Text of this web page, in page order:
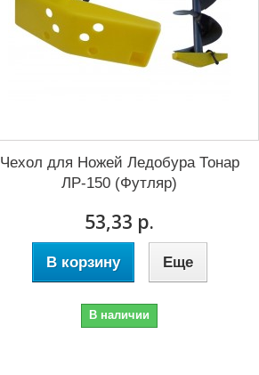
Чехол для Ножей Ледобура Тонар
ЛР-150 (Футляр)
53,33 р.
В корзину Еще
В наличии